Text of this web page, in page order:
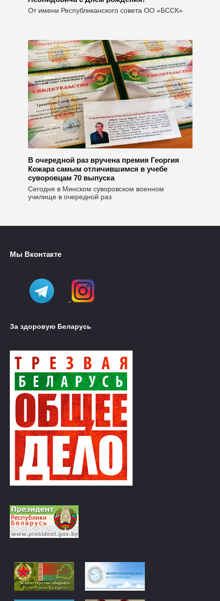
От имени Республиканского совета ОО «БССК»
В очередной раз вручена премия Георгия
Кожара самым отличившимся в учебе
суворовцам 70 выпуска
Сегодня в Минском суворовском военном
училище в очередной раз
Мы Вконтакте
За здоровую Беларусь